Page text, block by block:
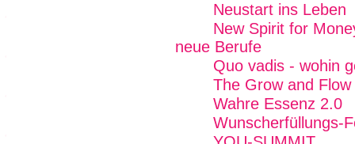
Neustart ins Leben
New Spirit for
neue Berufe
Quo vadis - wohin
The Grow and
Wahre Essenz 2.0
Wunscherfüllungs-